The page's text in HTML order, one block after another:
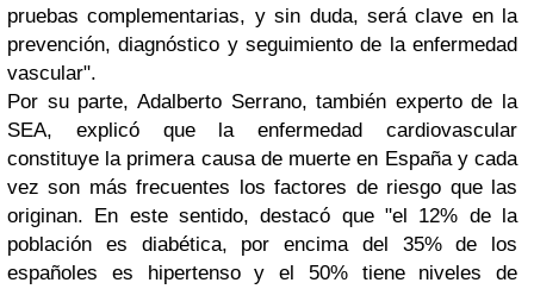
pruebas complementarias, y sin duda, será clave en la
prevención, diagnóstico y seguimiento de la enfermedad
vascular".
Por su parte, Adalberto Serrano, también experto de la
SEA, explicó que la enfermedad cardiovascular
constituye la primera causa de muerte en España y cada
vez son más frecuentes los factores de riesgo que las
originan. En este sentido, destacó que "el 12% de la
población es diabética, por encima del 35% de los
españoles es hipertenso y el 50% tiene niveles de